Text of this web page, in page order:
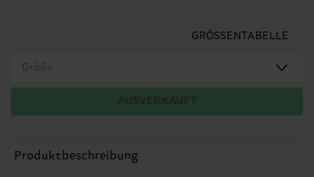
GRÖSSENTABELLE
Größe
Produktbeschreibung